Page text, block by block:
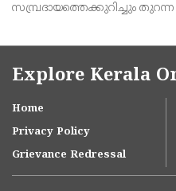
സമ്പ്രദായത്തെക്കുറിച്ചും തുറന്ന
മോഹൻ ഭാഗവത് രംഗത്ത്.
Explore Kerala
Home
Privacy Policy
Grievance Redressal